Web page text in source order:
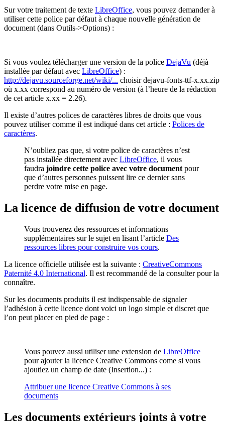
Sur votre traitement de texte LibreOffice, vous pouvez demander à
utiliser cette police par défaut à chaque nouvelle génération de
document (dans Outils->Options) :
Si vous voulez télécharger une version de la police DejaVu (déjà
installée par défaut avec LibreOffice) :
http://dejavu.sourceforge.net/wiki/... choisir dejavu-fonts-ttf-x.xx.zip
où x.xx correspond au numéro de version (à l’heure de la rédaction
de cet article x.xx = 2.26).
Il existe d’autres polices de caractères libres de droits que vous
pouvez utiliser comme il est indiqué dans cet article : Polices de
caractères.
N’oubliez pas que, si votre police de caractères n’est
pas installée directement avec LibreOffice, il vous
faudra joindre cette police avec votre document pour
que d’autres personnes puissent lire ce dernier sans
perdre votre mise en page.
La licence de diffusion de votre document
Vous trouverez des ressources et informations
supplémentaires sur le sujet en lisant l’article Des
ressources libres pour construire vos cours.
La licence officielle utilisée est la suivante : CreativeCommons
Paternité 4.0 International. Il est recommandé de la consulter pour la
connaître.
Sur les documents produits il est indispensable de signaler
l’adhésion à cette licence dont voici un logo simple et discret que
l’on peut placer en pied de page :
Vous pouvez aussi utiliser une extension de LibreOffice
pour ajouter la licence Creative Commons come si vous
ajoutiez un champ de date (Insertion...) :
Attribuer une licence Creative Commons à ses
documents
Les documents extérieurs joints à votre